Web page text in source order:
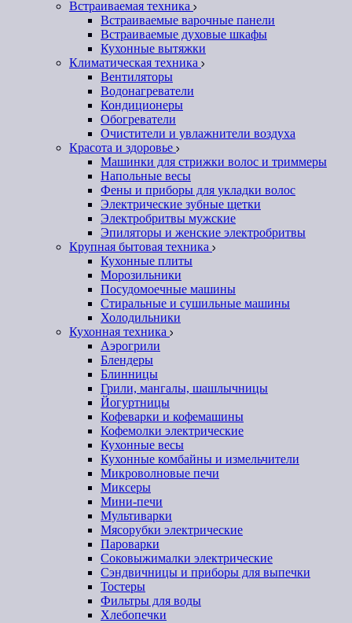
Встраиваемая техника
Встраиваемые варочные панели
Встраиваемые духовые шкафы
Кухонные вытяжки
Климатическая техника
Вентиляторы
Водонагреватели
Кондиционеры
Обогреватели
Очистители и увлажнители воздуха
Красота и здоровье
Машинки для стрижки волос и триммеры
Напольные весы
Фены и приборы для укладки волос
Электрические зубные щетки
Электробритвы мужские
Эпиляторы и женские электробритвы
Крупная бытовая техника
Кухонные плиты
Морозильники
Посудомоечные машины
Стиральные и сушильные машины
Холодильники
Кухонная техника
Аэрогрили
Блендеры
Блинницы
Грили, мангалы, шашлычницы
Йогуртницы
Кофеварки и кофемашины
Кофемолки электрические
Кухонные весы
Кухонные комбайны и измельчители
Микроволновые печи
Миксеры
Мини-печи
Мультиварки
Мясорубки электрические
Пароварки
Соковыжималки электрические
Сэндвичницы и приборы для выпечки
Тостеры
Фильтры для воды
Хлебопечки